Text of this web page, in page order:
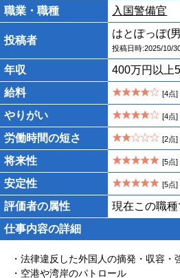
職業・職種 入国警備官
投稿者
はとぽっぽ(
投稿日時:2025/10/
年収
400万円以上
給料
[4点]
やりがい [4点]
労働時間の短さ [2点]
将来性 [5点]
安定性 [5点]
評価者の属性
現在この職
仕事内容の詳細
・法律違反した外国人の摘発・収容・
・空港や湾岸のパトロール